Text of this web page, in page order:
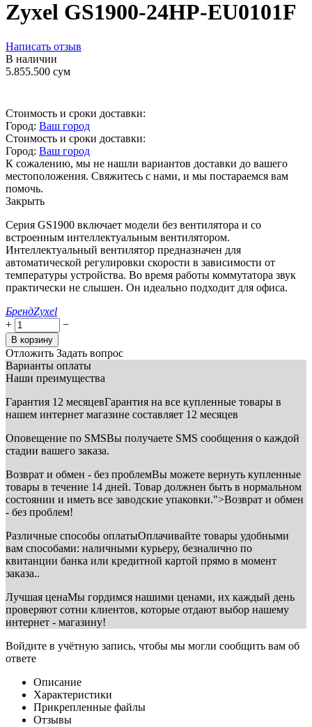
Zyxel GS1900-24HP-EU0101F
Написать отзыв
В наличии
5.855.500 сум
Стоимость и сроки доставки:
Город: Ваш город
Стоимость и сроки доставки:
Город: Ваш город
К сожалению, мы не нашли вариантов доставки до вашего
местоположения. Свяжитесь с нами, и мы постараемся вам
помочь.
Закрыть
Серия GS1900 включает модели без вентилятора и со
встроенным интеллектуальным вентилятором.
Интеллектуальный вентилятор предназначен для
автоматической регулировки скорости в зависимости от
температуры устройства. Во время работы коммутатора звук
практически не слышен. Он идеально подходит для офиса.
БрендZyxel
+
−
В корзину
Отложить Задать вопрос
Варианты оплаты
Наши преимущества
Гарантия 12 месяцевГарантия на все купленные товары в
нашем интернет магазине составляет 12 месяцев
Оповещение по SMSВы получаете SMS сообщения о каждой
стадии вашего заказа.
Возврат и обмен - без проблемВы можете вернуть купленные
товары в течение 14 дней. Товар должнен быть в нормальном
состоянии и иметь все заводские упаковки.">Возврат и обмен
- без проблем!
Различные способы оплатыОплачивайте товары удобными
вам способами: наличными курьеру, безналично по
квитанции банка или кредитной картой прямо в момент
заказа..
Лучшая ценаМы гордимся нашими ценами, их каждый день
проверяют сотни клиентов, которые отдают выбор нашему
интернет - магазину!
Войдите в учётную запись, чтобы мы могли сообщить вам об
ответе
Описание
Характеристики
Прикрепленные файлы
Отзывы